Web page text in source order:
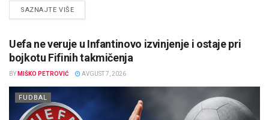
SAZNAJTE VIŠEDETAILS
Uefa ne veruje u Infantinovo izvinjenje i ostaje pri
bojkotu Fifinih takmičenja
BY MIŠKO PETROVIĆ AVGUST 7, 2026
FUDBAL